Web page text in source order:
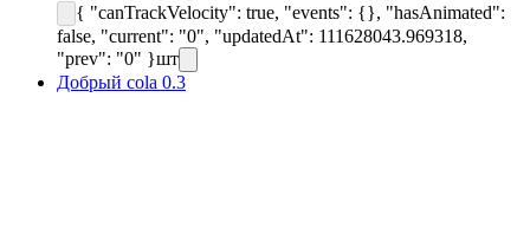
{ "canTrackVelocity": true, "events": {}, "hasAnimated":
false, "current": "0", "updatedAt": 111628043.969318,
"prev": "0" }шт
Добрый cola 0.3